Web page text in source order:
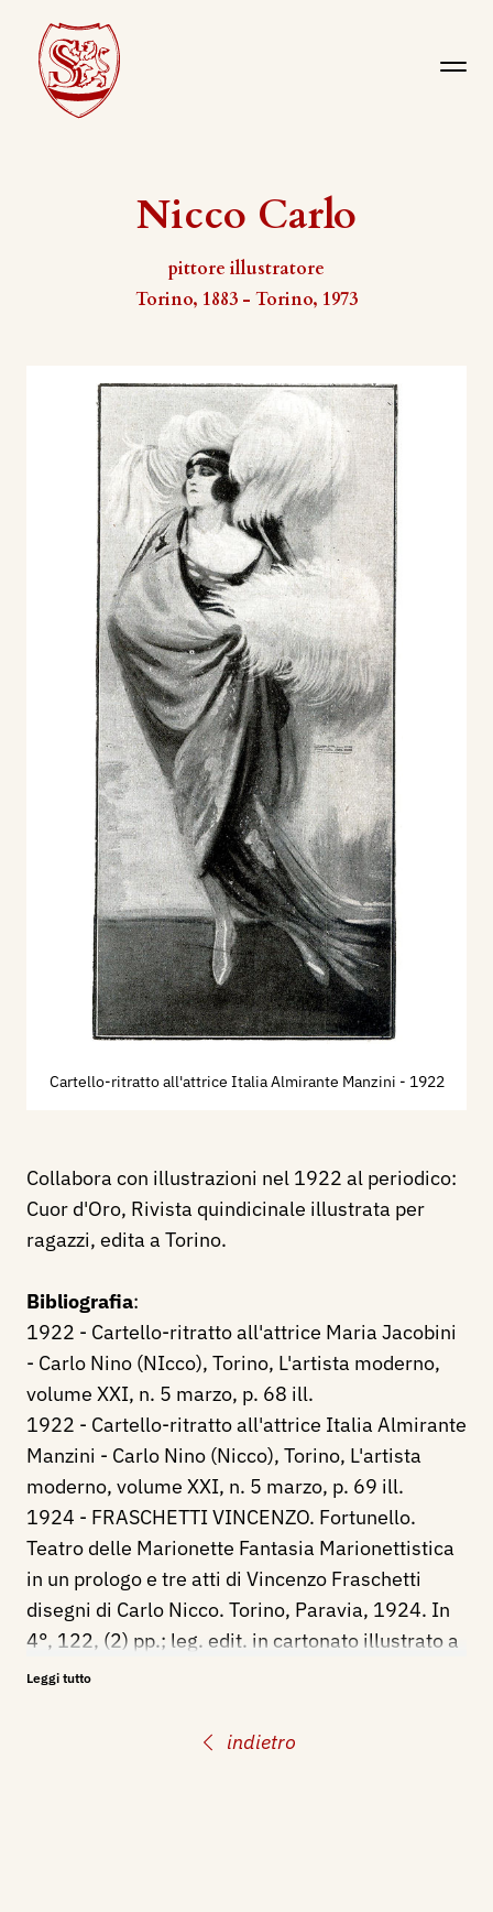
Nicco Carlo
pittore illustratore
Torino, 1883 - Torino, 1973
indietro
Cartello-ritratto all'attrice Italia Almirante Manzini - 1922
Collabora con illustrazioni nel 1922 al periodico:
Cuor d'Oro, Rivista quindicinale illustrata per
ragazzi, edita a Torino.
Bibliografia:
1922 - Cartello-ritratto all'attrice Maria Jacobini
- Carlo Nino (NIcco), Torino, L'artista moderno,
volume XXI, n. 5 marzo, p. 68 ill.
1922 - Cartello-ritratto all'attrice Italia Almirante
Manzini - Carlo Nino (Nicco), Torino, L'artista
moderno, volume XXI, n. 5 marzo, p. 69 ill.
1924 - FRASCHETTI VINCENZO. Fortunello.
Teatro delle Marionette Fantasia Marionettistica
in un prologo e tre atti di Vincenzo Fraschetti
disegni di Carlo Nicco. Torino, Paravia, 1924. In
4°, 122, (2) pp.; leg. edit. in cartonato illustrato a
entrambi i piatti. Illustrato a colori e in b/n da
Leggi tutto